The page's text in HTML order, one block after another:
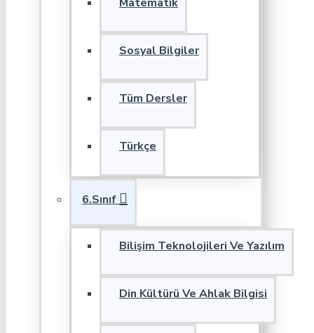
Sosyal Bilgiler
Tüm Dersler
Türkçe
6.Sınıf
Bilişim Teknolojileri Ve Yazılım
Din Kültürü Ve Ahlak Bilgisi